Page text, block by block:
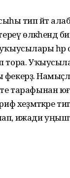
тип әйтә
өлкәһендә
уҡыусылары һәр
тора.
фекерҙә.
тарафынан
хеҙмәткәре
ижади